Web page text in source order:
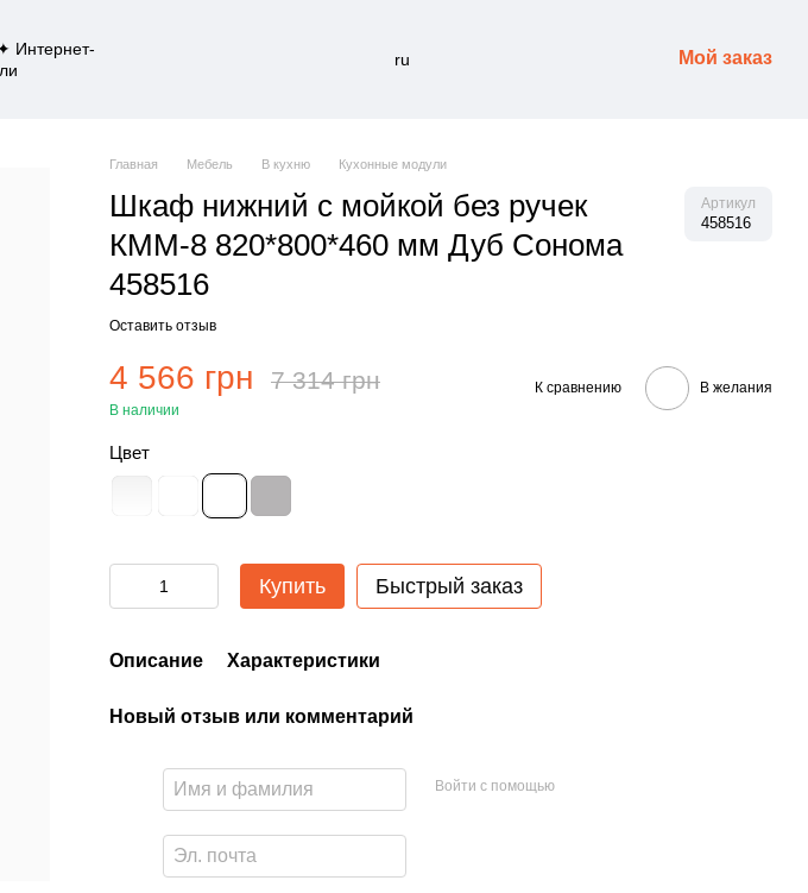
ru Мой заказ
Главная Мебель В кухню Кухонные модули
Шкаф нижний с мойкой без ручек
КММ-8 820*800*460 мм Дуб Сонома
458516
Артикул
458516
Оставить отзыв
4 566 грн 7 314 грн
В наличии
К сравнению В желания
Цвет
Купить Быстрый заказ
Описание Характеристики
Новый отзыв или комментарий
Войти с помощью